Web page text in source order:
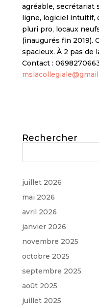
agréable, secrétariat
ligne, logiciel intuitif,
pluri pro, locaux
(inaugurés fin 2019).
spacieux. À 2 pas de
Contact :
Rechercher
juillet 2026
mai 2026
avril 2026
janvier 2026
novembre 2025
octobre 2025
septembre 2025
août 2025
juillet 2025